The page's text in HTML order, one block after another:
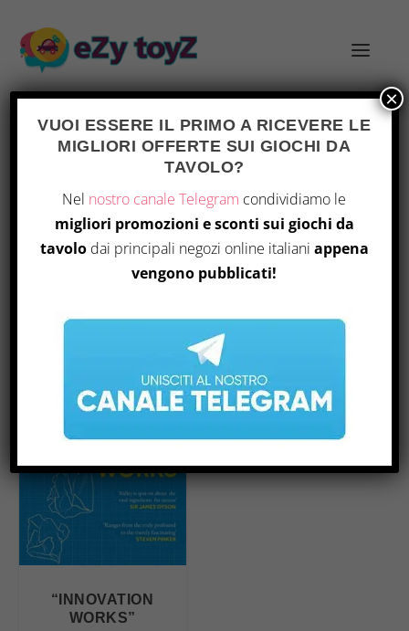
Home/ Prodotto Number Of Pages / 432
Visualizzazione del risultato
“INNOVATION
WORKS”
VUOI ESSERE IL PRIMO A RICEVERE LE
MIGLIORI OFFERTE SUI GIOCHI DA
TAVOLO?
Nel nostro canale Telegram condividiamo le
migliori promozioni e sconti sui giochi da
tavolo dai principali negozi online italiani appena
vengono pubblicati!
×